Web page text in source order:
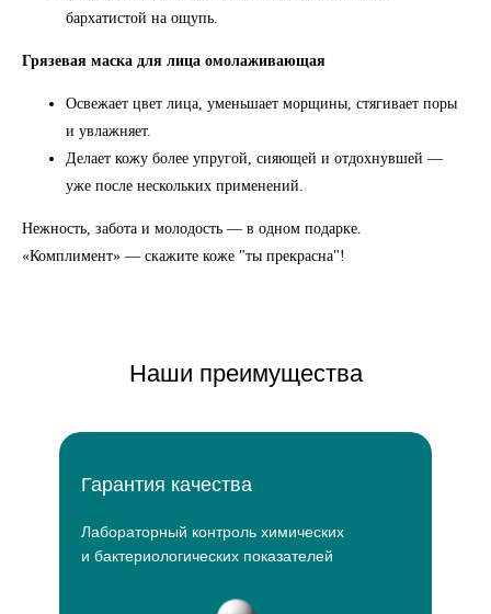
бархатистой на ощупь.
Грязевая маска для лица омолаживающая
Освежает цвет лица, уменьшает морщины, стягивает поры
и увлажняет.
Делает кожу более упругой, сияющей и отдохнувшей —
уже после нескольких применений.
Нежность, забота и молодость — в одном подарке.
«Комплимент» — скажите коже "ты прекрасна"!
Наши преимущества
Гарантия качества
Лабораторный контроль химических
и бактериологических показателей